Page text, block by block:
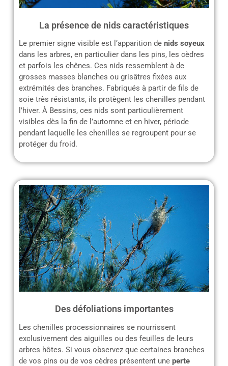
La présence de nids caractéristiques
Le premier signe visible est l’apparition de nids soyeux
dans les arbres, en particulier dans les pins, les cèdres
et parfois les chênes. Ces nids ressemblent à de
grosses masses blanches ou grisâtres fixées aux
extrémités des branches. Fabriqués à partir de fils de
soie très résistants, ils protègent les chenilles pendant
l’hiver. À Bessins, ces nids sont particulièrement
visibles dès la fin de l’automne et en hiver, période
pendant laquelle les chenilles se regroupent pour se
protéger du froid.
Des défoliations importantes
Les chenilles processionnaires se nourrissent
exclusivement des aiguilles ou des feuilles de leurs
arbres hôtes. Si vous observez que certaines branches
de vos pins ou de vos cèdres présentent une perte